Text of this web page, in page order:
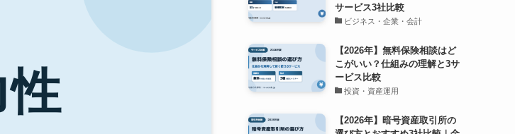
サービス3社比較
ビジネス・企業・会計
【2026年】無料保険相談はど
こがいい？仕組みの理解と3サ
ービス比較
投資・資産運用
【2026年】暗号資産取引所の